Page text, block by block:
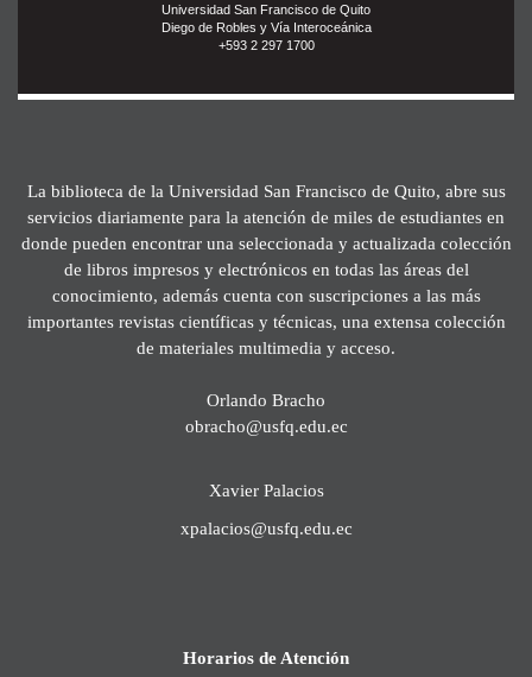
Universidad San Francisco de Quito
Diego de Robles y Vía Interoceánica
+593 2 297 1700
La biblioteca de la Universidad San Francisco de Quito, abre sus
servicios diariamente para la atención de miles de estudiantes en
donde pueden encontrar una seleccionada y actualizada colección
de libros impresos y electrónicos en todas las áreas del
conocimiento, además cuenta con suscripciones a las más
importantes revistas científicas y técnicas, una extensa colección
de materiales multimedia y acceso.
Orlando Bracho
obracho@usfq.edu.ec
Xavier Palacios
xpalacios@usfq.edu.ec
Horarios de Atención